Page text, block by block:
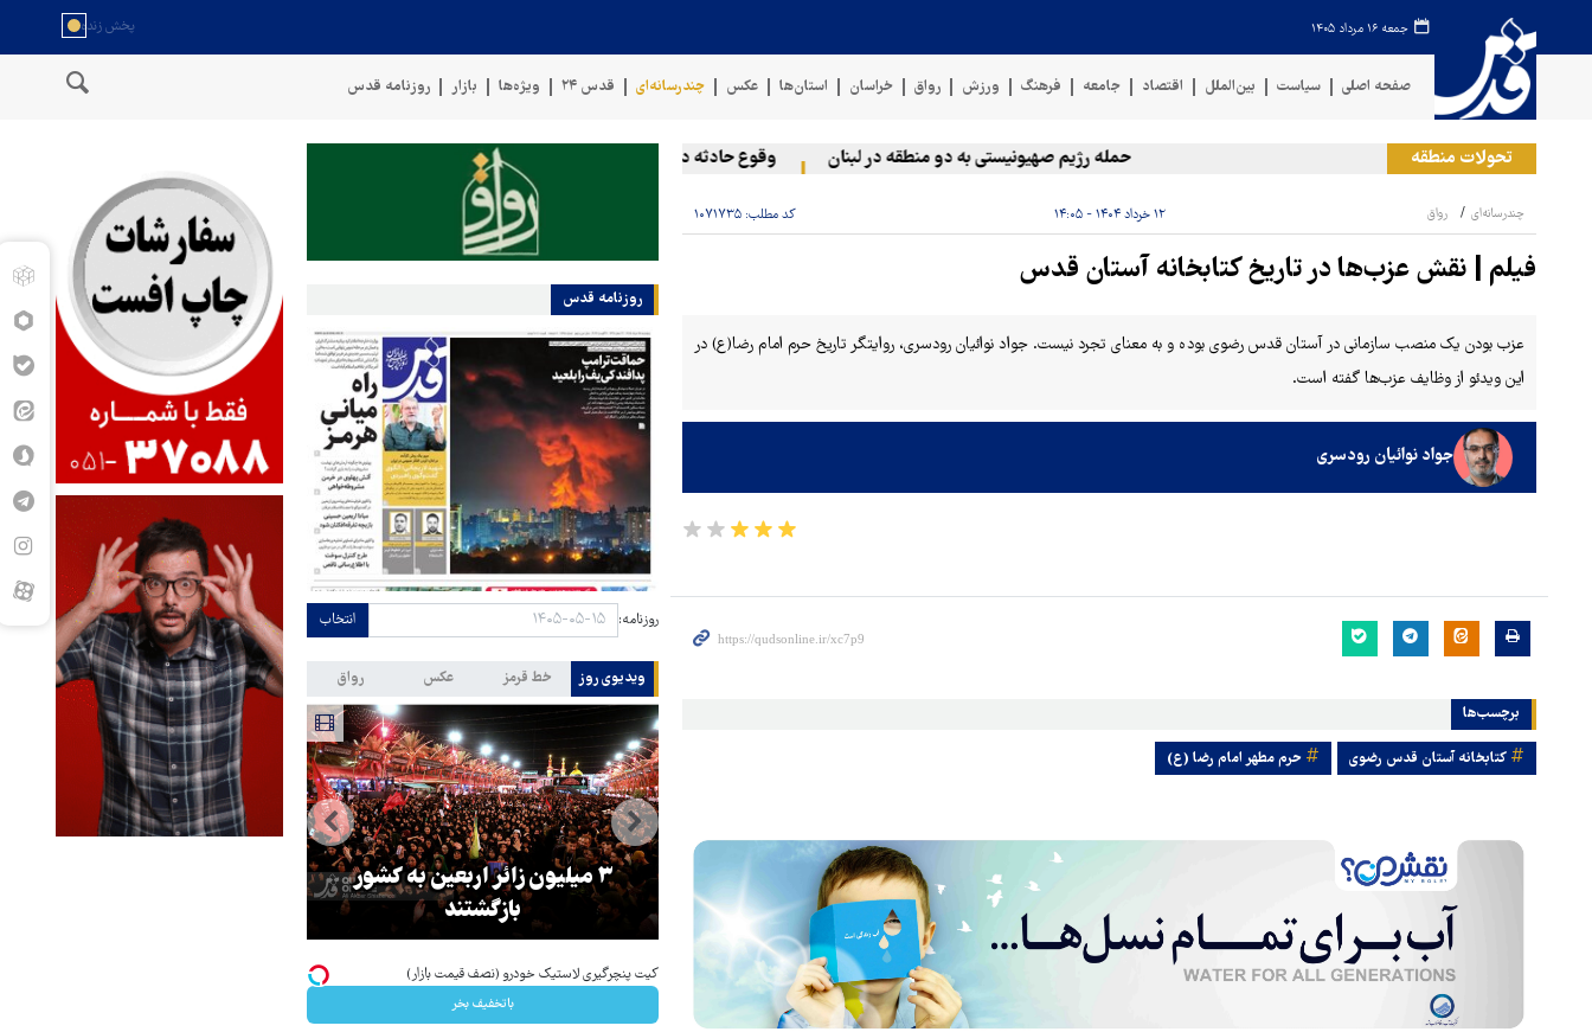
جمعه ۱۶ مرداد ۱۴۰۵
صفحه اصلی سیاست بین‌الملل اقتصاد جامعه فرهنگ ورزش رواق خراسان استان‌ها عکس چندرسانه‌ای قدس ۲۴ ویژه‌ها بازار روزنامه قدس
تحولات منطقه حمله رژیم صهیونیستی به دو منطقه در لبنان وقوع حادثه دریایی در سواحل عمان سخنگوی نیروهای مسلح یمن: کشتی نفتی عربستان را با موشک بالستیک
چندرسانه‌ای رواق ۱۲ خرداد ۱۴۰۴ - ۱۴:۰۵ کد مطلب: ۱۰۷۱۷۳۵
فیلم | نقش عزب‌ها در تاریخ کتابخانه آستان قدس
عزب بودن یک منصب سازمانی در آستان قدس رضوی بوده و به معنای تجرد نیست. جواد نوائیان رودسری، روایتگر تاریخ حرم امام رضا(ع) در
این ویدئو از وظایف عزب‌ها گفته است.
جواد نوائیان رودسری
برچسب‌ها
کتابخانه آستان قدس رضوی حرم مطهر امام رضا (ع)
روزنامه قدس
روزنامه: انتخاب
ویدیوی روز خط قرمز عکس رواق
در منطقه درمانده کرد
ترامپ نماد فساد، اقتدارگرایی و
جنگ‌طلبی است!
۳ میلیون زائر اربعین به کشور
بازگشتند
کیت پنچرگیری لاستیک خودرو (نصف قیمت بازار)
باتخفیف بخر